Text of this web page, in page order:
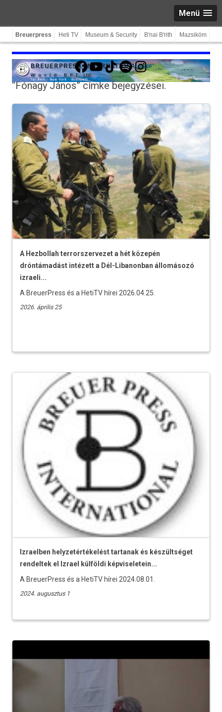
Menü
Breuerpress Heti TV Museum & Security B'nai B'rith Mazsiköm
Facebook
YouTube
TikTokSpotifyInstagram
“Fónagy János”címke bejegyzései.
A Hezbollah terrorszervezet a hét közepén
dróntámadást intézett a Dél-Libanonban állomásozó
izraeli...
A BreuerPress és a HetiTV hírei 2026.04.25.
2026. április 25
Izraelben helyzetértékelést tartanak és készültséget
rendeltek el Izrael külföldi képviseletein...
A BreuerPress és a HetiTV hírei 2024.08.01.
2024. augusztus 1